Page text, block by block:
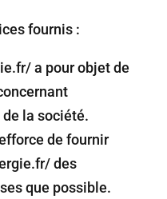
fournis :
a pour objet de
la société.
de fournir
des
que possible.